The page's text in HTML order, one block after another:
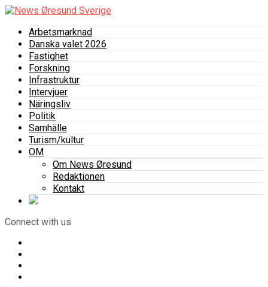
Arbetsmarknad
Danska valet 2026
Fastighet
Forskning
Infrastruktur
Intervjuer
Näringsliv
Politik
Samhälle
Turism/kultur
OM
Om News Øresund
Redaktionen
Kontakt
Connect with us